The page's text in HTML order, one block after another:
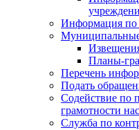
Информация
Планы-
Перечень
Подать
Содействие по
грамотности
Служба по